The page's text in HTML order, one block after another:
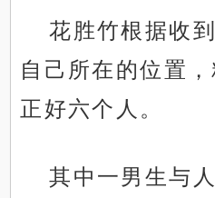
花胜竹根据收
自己所在的位置
正好六个人。
其中一男生与